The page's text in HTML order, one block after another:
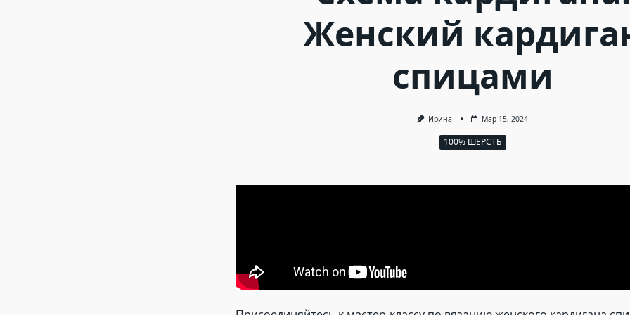
Женский
спицами
Ирина Мар 15, 2024
100% ШЕРСТЬ